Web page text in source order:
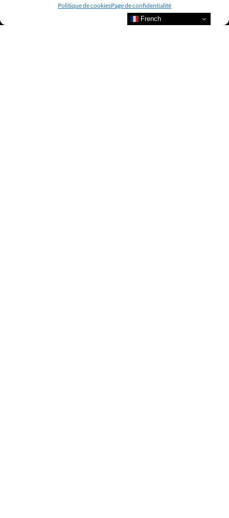
Politique de cookiesPage de confidentialité
French